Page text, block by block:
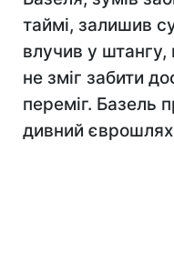
таймі, залишив
влучив у штангу,
не зміг забити
переміг. Базель
дивний